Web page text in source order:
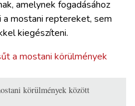
amelynek fogadásához
mostani reptereket, sem
kiegészíteni.
körülmények között